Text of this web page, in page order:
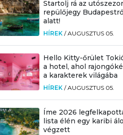
Startolj rá az
repülőjegy
alatt!
HÍREK /AUGUSZTUS 05.
Hello Kitty-őrület
a hotel, ahol
a karakterek világába
HÍREK /AUGUSZTUS 05.
Íme 2026
lista élén egy karibi
végzett